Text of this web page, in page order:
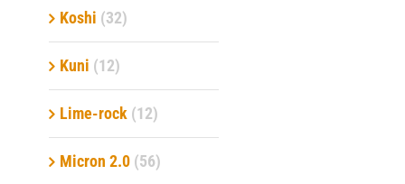
Koshi (32)
Kuni (12)
Lime-rock (12)
Micron 2.0 (56)